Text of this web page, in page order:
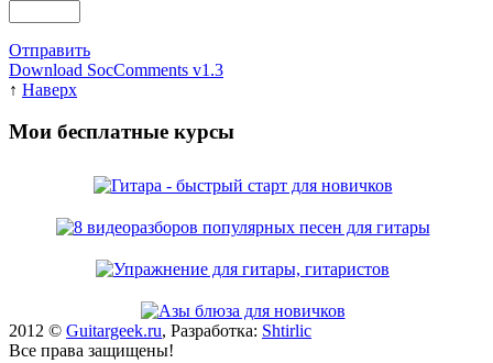
Отправить
Download SocComments v1.3
↑ Наверх
Мои бесплатные курсы
2012 © Guitargeek.ru, Разработка: Shtirlic
Все права защищены!